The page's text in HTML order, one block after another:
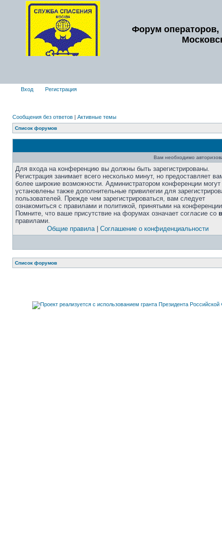
Форум операторов,
Вход Регистрация
Сообщения без ответов | Активные темы
Список форумов
Вам необходимо
Для входа на конференцию вы должны быть зарегистрированы.
Регистрация занимает всего несколько минут, но предоставляет
более широкие возможности. Администратором конференции
установлены также дополнительные привилегии для
пользователей. Прежде чем зарегистрироваться, вам следует
ознакомиться с правилами и политикой, принятыми на
Помните, что ваше присутствие на форумах означает согласие со
правилами.
Общие правила| Соглашение о конфиденциальности
Список форумов